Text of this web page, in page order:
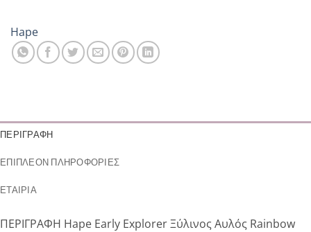
Hape
ΠΕΡΙΓΡΑΦΉ
ΕΠΙΠΛΈΟΝ ΠΛΗΡΟΦΟΡΊΕΣ
ΕΤΑΙΡΊΑ
ΠΕΡΙΓΡΑΦΗ Hape Early Explorer Ξύλινος Αυλός Rainbow